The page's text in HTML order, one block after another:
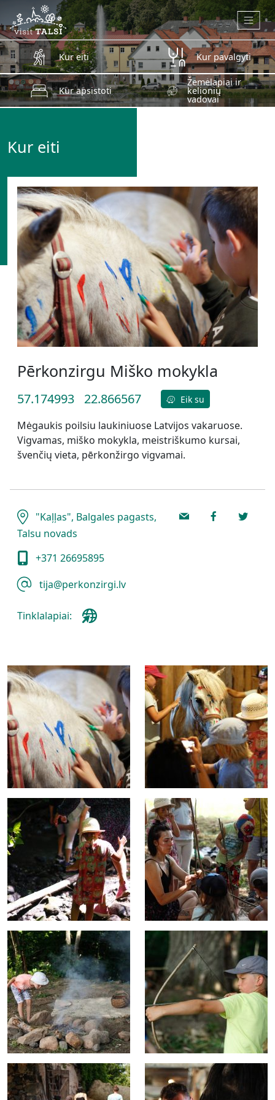
Skip to main content
Kur eiti Kur pavalgyti
Kur apsistoti
Žemėlapiai ir
kelionių
vadovai
Kur eiti
Pērkonzirgu Miško mokykla
57.174993 22.866567 Eik su
Mėgaukis poilsiu laukiniuose Latvijos vakaruose.
Vigvamas, miško mokykla, meistriškumo kursai,
švenčių vieta, pērkonžirgo vigvamai.
"Kaļļas", Balgales pagasts,
Talsu novads
+371 26695895
tija@perkonzirgi.lv
Tinklalapiai: